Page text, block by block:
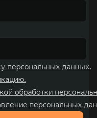
персональных данных.
обработки
персональных